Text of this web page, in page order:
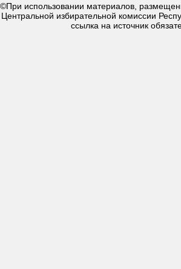
©При использовании материалов,
Центральной избирательной комиссии
ссылка на источник